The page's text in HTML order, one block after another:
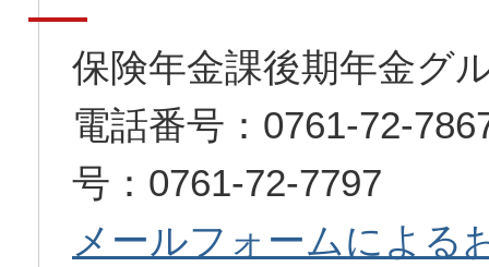
保険年金課後期年金グ
電話番号：0761-72-
号：0761-72-7797
メールフォームによる